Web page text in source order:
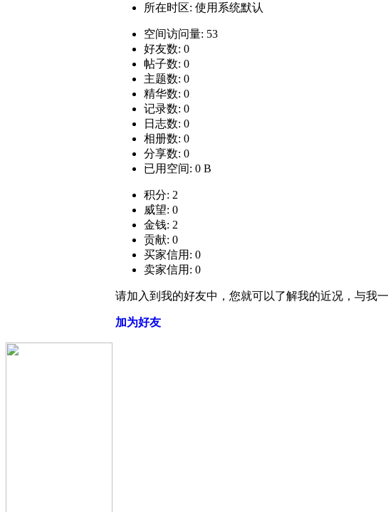
所在时区: 使用系统默认
空间访问量: 53
好友数: 0
帖子数: 0
主题数: 0
精华数: 0
记录数: 0
日志数: 0
相册数: 0
分享数: 0
已用空间: 0 B
积分: 2
威望: 0
金钱: 2
贡献: 0
买家信用: 0
卖家信用: 0
请加入到我的好友中，您就可以了解我的近况，与我
加为好友